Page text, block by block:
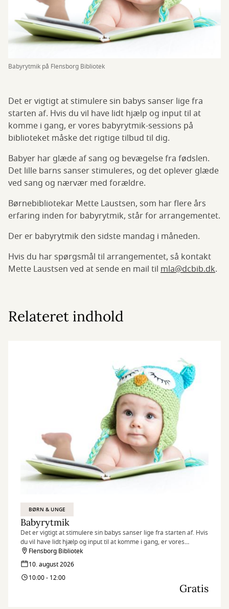
Babyrytmik på Flensborg Bibliotek
Det er vigtigt at stimulere sin babys sanser lige fra
starten af. Hvis du vil have lidt hjælp og input til at
komme i gang, er vores babyrytmik-sessions på
biblioteket måske det rigtige tilbud til dig.
Babyer har glæde af sang og bevægelse fra fødslen.
Det lille barns sanser stimuleres, og det oplever glæde
ved sang og nærvær med forældre.
Børnebibliotekar Mette Laustsen, som har flere års
erfaring inden for babyrytmik, står for arrangementet.
Der er babyrytmik den sidste mandag i måneden.
Hvis du har spørgsmål til arrangementet, så kontakt
Mette Laustsen ved at sende en mail til mla@dcbib.dk.
Relateret indhold
BØRN & UNGE
Babyrytmik
Det er vigtigt at stimulere sin babys sanser lige fra starten af. Hvis
du vil have lidt hjælp og input til at komme i gang, er vores
babyrytmik-sessions på biblioteket måske det rigtige tilbud til dig.
Husk at tilmelde dig senest dagen før!
Flensborg Bibliotek
10. august 2026
10:00 - 12:00
Gratis